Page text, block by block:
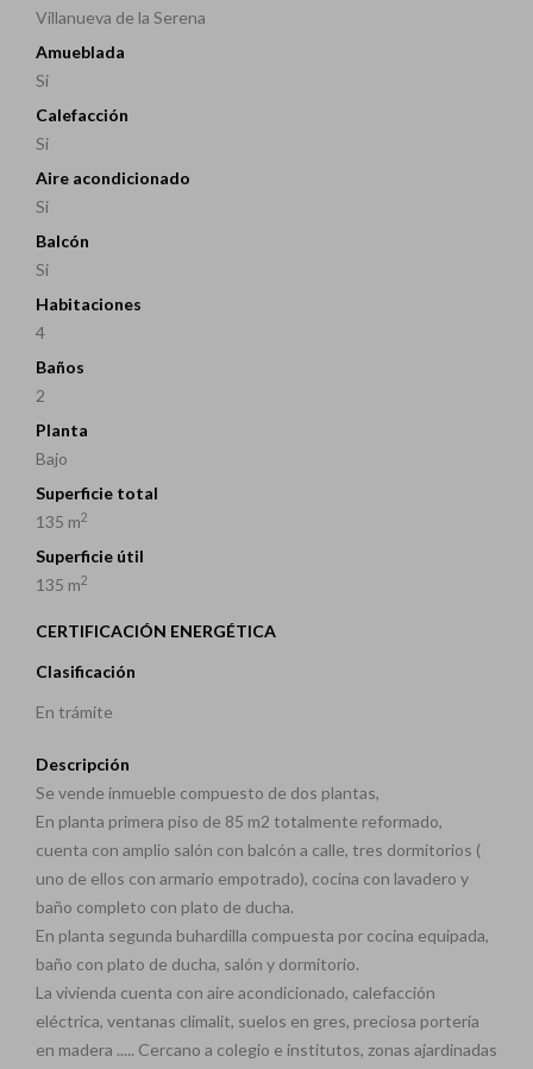
Villanueva de la Serena
Amueblada
Si
Calefacción
Si
Aire acondicionado
Si
Balcón
Si
Habitaciones
4
Baños
2
Planta
Bajo
Superficie total
135 m2
Superficie útil
135 m2
CERTIFICACIÓN ENERGÉTICA
Clasificación
En trámite
Descripción
Se vende inmueble compuesto de dos plantas,
En planta primera piso de 85 m2 totalmente reformado,
cuenta con amplio salón con balcón a calle, tres dormitorios (
uno de ellos con armario empotrado), cocina con lavadero y
baño completo con plato de ducha.
En planta segunda buhardilla compuesta por cocina equipada,
baño con plato de ducha, salón y dormitorio.
La vivienda cuenta con aire acondicionado, calefacción
eléctrica, ventanas climalit, suelos en gres, preciosa portería
en madera ..... Cercano a colegio e institutos, zonas ajardinadas